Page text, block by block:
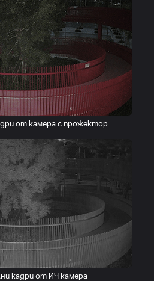
от камера с прожектор
кадри от ИЧ камера